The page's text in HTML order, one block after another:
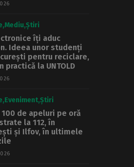
Mediu Știri
îți aduc
Ideea unor studenți
pentru reciclare,
practică la UNTOLD
Eveniment Știri
de apeluri pe oră
la 112, în
și Ilfov, în ultimele